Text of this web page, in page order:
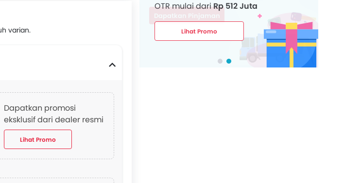
varian.
Dapatkan promosi
eksklusif dari dealer resmi
Lihat Promo
OTR mulai dariRp 512 Juta
Lihat Promo